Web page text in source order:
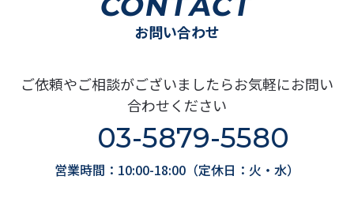
お問い合わせ
ご依頼やご相談がございましたらお気軽にお問い
合わせください
03-5879-5580
営業時間：10:00-18:00（定休日：火・水）